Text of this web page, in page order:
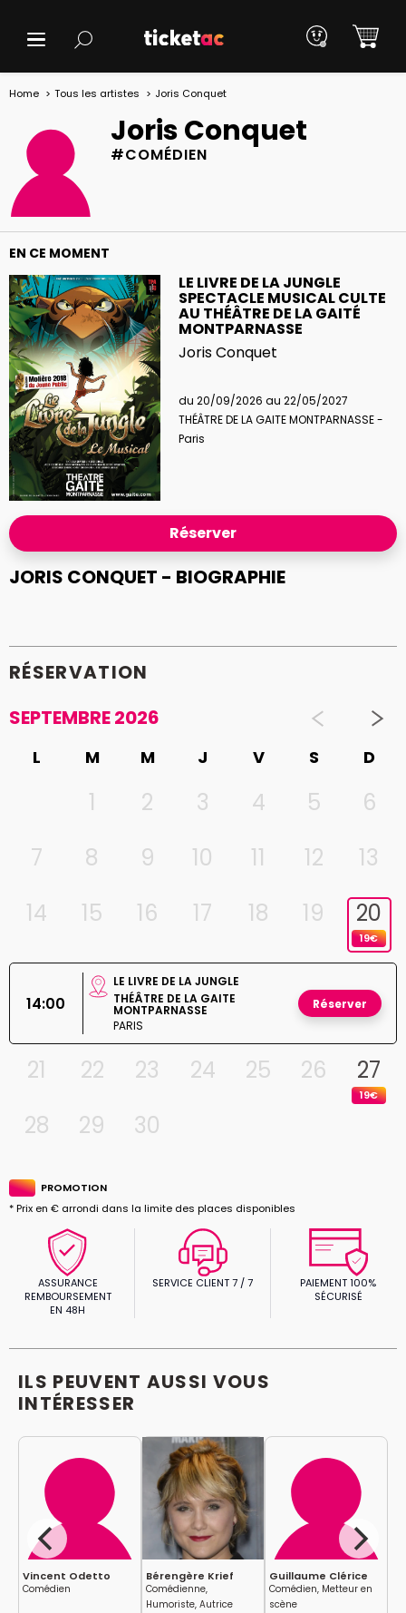
Home Tous les artistes Joris Conquet
Joris Conquet
#COMÉDIEN
EN CE MOMENT
LE LIVRE DE LA JUNGLE
SPECTACLE MUSICAL CULTE
AU THÉÂTRE DE LA GAITÉ
MONTPARNASSE
Joris Conquet
du 20/09/2026 au 22/05/2027
THÉÂTRE DE LA GAITE MONTPARNASSE -
Paris
Réserver
JORIS CONQUET - BIOGRAPHIE
RÉSERVATION
SEPTEMBRE 2026
L M M J V S D
1 2 3 4 5
6
7
8 9 10 11 12
13
14
15 16 17 18 19 20
19€
14:00
LE LIVRE DE LA JUNGLE
THÉÂTRE DE LA GAITE
MONTPARNASSE
PARIS
Réserver
21 22 23 24 25 26 27
19€
28 29 30
PROMOTION
* Prix en € arrondi dans la limite des places disponibles
ASSURANCE
REMBOURSEMENT
EN 48H
SERVICE CLIENT 7 / 7
PAIEMENT 100%
SÉCURISÉ
ILS PEUVENT AUSSI VOUS
INTÉRESSER
Vincent Odetto
Comédien
Bérengère Krief
Comédienne,
Humoriste, Autrice
Guillaume Clérice
Comédien, Metteur en
scène